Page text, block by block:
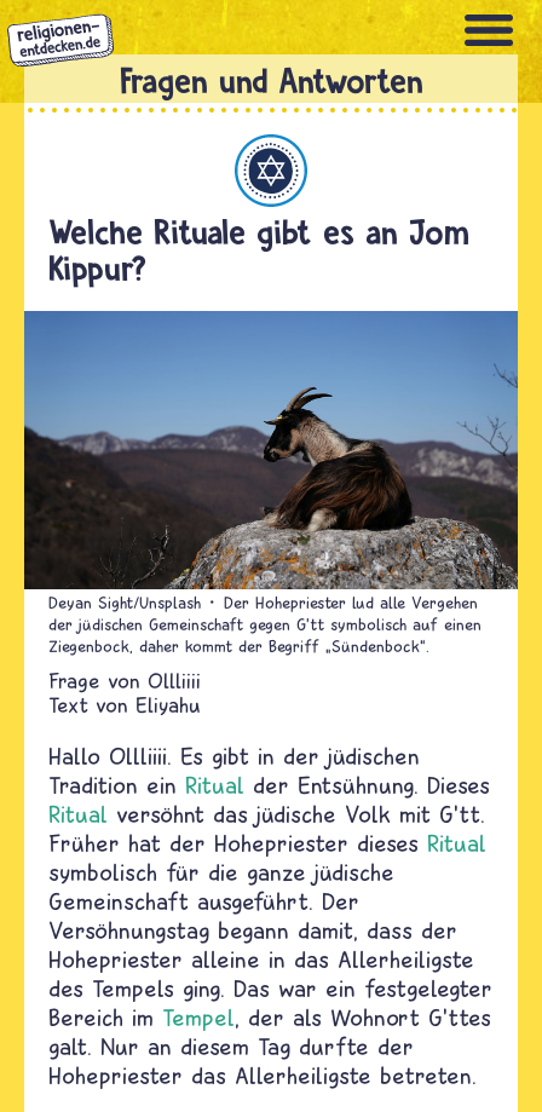
Direkt
zum
Inhalt
Welche Rituale gibt es an Jom
Kippur?
Deyan Sight/Unsplash
Der Hohepriester lud alle Vergehen
der jüdischen Gemeinschaft gegen G’tt symbolisch auf einen
Ziegenbock, daher kommt der Begriff „Sündenbock“.
Ollliiii
Text von Eliyahu
Hallo Ollliiii. Es gibt in der jüdischen
Tradition ein Ritual der Entsühnung. Dieses
Ritual versöhnt das jüdische Volk mit G’tt.
Früher hat der Hohepriester dieses Ritual
symbolisch für die ganze jüdische
Gemeinschaft ausgeführt. Der
Versöhnungstag begann damit, dass der
Hohepriester alleine in das Allerheiligste
des Tempels ging. Das war ein festgelegter
Bereich im Tempel, der als Wohnort G’ttes
galt. Nur an diesem Tag durfte der
Hohepriester das Allerheiligste betreten.